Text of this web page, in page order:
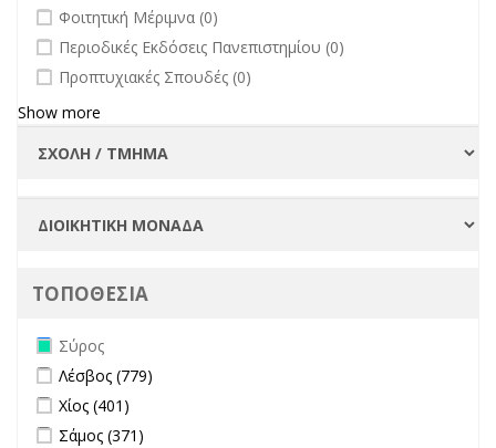
undefined
Φοιτητική Μέριμνα (0)
undefined
Περιοδικές Εκδόσεις Πανεπιστημίου (0)
undefined
Προπτυχιακές Σπουδές (0)
Show more
ΤΟΠΟΘΕΣΙΑ
Remove Σύρος filter
Σύρος
Apply Λέσβος filter
Λέσβος (779)
Apply Χίος filter
Χίος (401)
Apply Σάμος filter
Σάμος (371)